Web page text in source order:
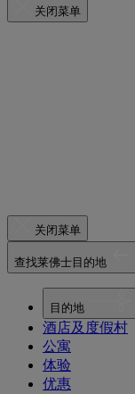
关闭菜单
关闭菜单
查找莱佛士目的地
目的地
酒店及度假村
公寓
体验
优惠